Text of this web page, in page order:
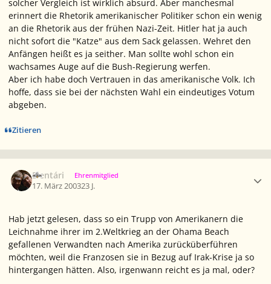
solcher Vergleich ist wirklich absurd. Aber manchesmal
erinnert die Rhetorik amerikanischer Politiker schon ein wenig
an die Rhetorik aus der frühen Nazi-Zeit. Hitler hat ja auch
nicht sofort die "Katze" aus dem Sack gelassen. Wehret den
Anfängen heißt es ja seither. Man sollte wohl schon ein
wachsames Auge auf die Bush-Regierung werfen.
Aber ich habe doch Vertrauen in das amerikanische Volk. Ich
hoffe, dass sie bei der nächsten Wahl ein eindeutiges Votum
abgeben.
Zitieren
Elentári Ehrenmitglied
17. März 200323 J.
Hab jetzt gelesen, dass so ein Trupp von Amerikanern die
Leichnahme ihrer im 2.Weltkrieg an der Ohama Beach
gefallenen Verwandten nach Amerika zurücküberführen
möchten, weil die Franzosen sie in Bezug auf Irak-Krise ja so
hintergangen hätten. Also, irgenwann reicht es ja mal, oder?